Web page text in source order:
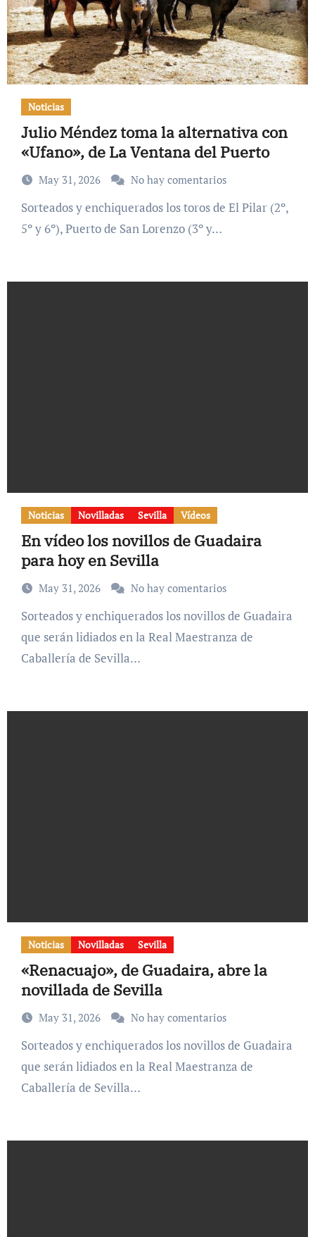
Noticias
Julio Méndez toma la alternativa con
«Ufano», de La Ventana del Puerto
May 31, 2026 No hay comentarios
Sorteados y enchiquerados los toros de El Pilar (2º,
5º y 6º), Puerto de San Lorenzo (3º y…
Noticias Novilladas Sevilla Vídeos
En vídeo los novillos de Guadaira
para hoy en Sevilla
May 31, 2026 No hay comentarios
Sorteados y enchiquerados los novillos de Guadaira
que serán lidiados en la Real Maestranza de
Caballería de Sevilla…
Noticias Novilladas Sevilla
«Renacuajo», de Guadaira, abre la
novillada de Sevilla
May 31, 2026 No hay comentarios
Sorteados y enchiquerados los novillos de Guadaira
que serán lidiados en la Real Maestranza de
Caballería de Sevilla…